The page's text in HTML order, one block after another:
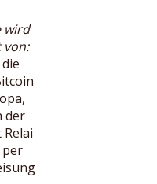
wird
von:
der
Relai